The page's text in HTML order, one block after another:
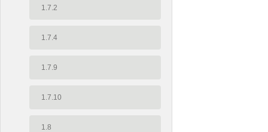
1.7.2
1.7.4
1.7.9
1.7.10
1.8